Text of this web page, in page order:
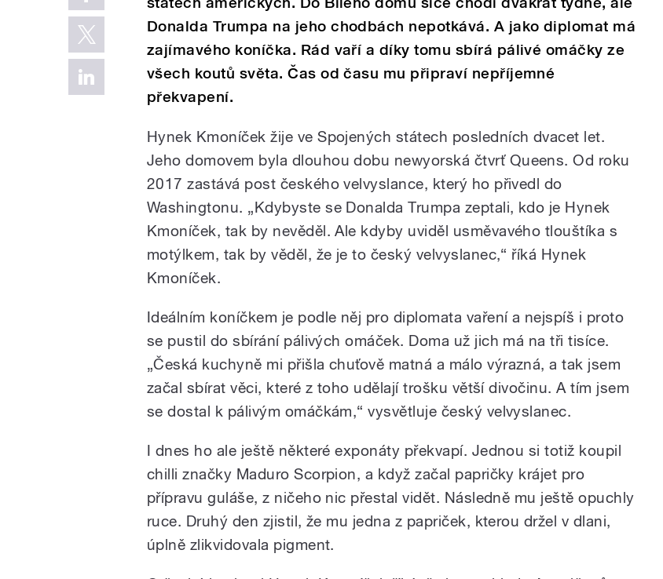
Donalda Trumpa na jeho chodbách nepotkává. A jako diplomat má
zajímavého koníčka. Rád vaří a díky tomu sbírá pálivé omáčky ze
všech koutů světa. Čas od času mu připraví nepříjemné
překvapení.
Hynek Kmoníček žije ve Spojených státech posledních dvacet let.
Jeho domovem byla dlouhou dobu newyorská čtvrť Queens. Od roku
2017 zastává post českého velvyslance, který ho přivedl do
Washingtonu. „Kdybyste se Donalda Trumpa zeptali, kdo je Hynek
Kmoníček, tak by nevěděl. Ale kdyby uviděl usměvavého tlouštíka s
motýlkem, tak by věděl, že je to český velvyslanec,“ říká Hynek
Kmoníček.
Ideálním koníčkem je podle něj pro diplomata vaření a nejspíš i proto
se pustil do sbírání pálivých omáček. Doma už jich má na tři tisíce.
„Česká kuchyně mi přišla chuťově matná a málo výrazná, a tak jsem
začal sbírat věci, které z toho udělají trošku větší divočinu. A tím jsem
se dostal k pálivým omáčkám,“ vysvětluje český velvyslanec.
I dnes ho ale ještě některé exponáty překvapí. Jednou si totiž koupil
chilli značky Maduro Scorpion, a když začal papričky krájet pro
přípravu guláše, z ničeho nic přestal vidět. Následně mu ještě opuchly
ruce. Druhý den zjistil, že mu jedna z papriček, kterou držel v dlani,
úplně zlikvidovala pigment.